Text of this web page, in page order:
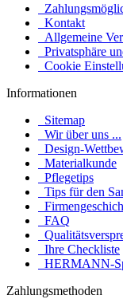
Kontakt
Allgemeine
Privatsphäre
Cookie
Informationen
Sitemap
Wir über uns ...
Design-
Materialkunde
Pflegetips
Tips für den
FAQ
Ihre Checkliste
HERMANN-
Zahlungsmethoden